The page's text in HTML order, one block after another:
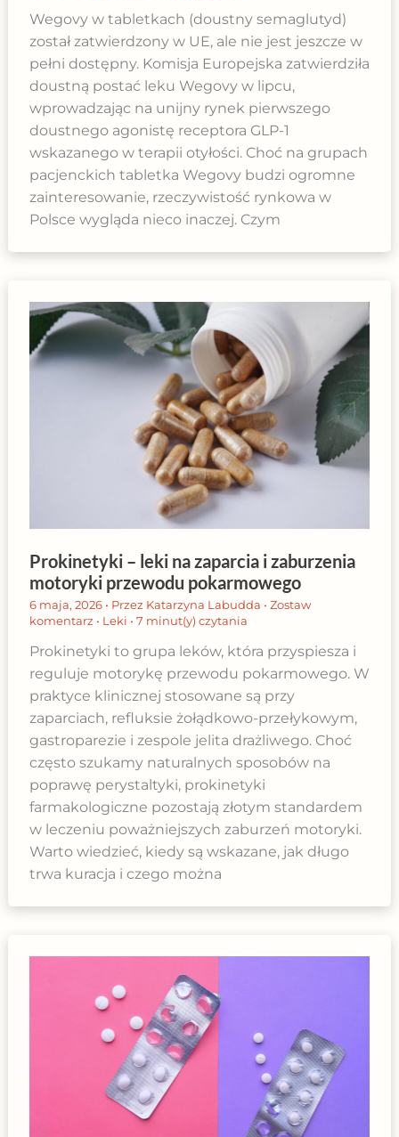
Wegovy w tabletkach (doustny semaglutyd)
został zatwierdzony w UE, ale nie jest jeszcze w
pełni dostępny. Komisja Europejska zatwierdziła
doustną postać leku Wegovy w lipcu,
wprowadzając na unijny rynek pierwszego
doustnego agonistę receptora GLP-1
wskazanego w terapii otyłości. Choć na grupach
pacjenckich tabletka Wegovy budzi ogromne
zainteresowanie, rzeczywistość rynkowa w
Polsce wygląda nieco inaczej. Czym
Prokinetyki – leki na zaparcia i zaburzenia
motoryki przewodu pokarmowego
6 maja, 2026 • Przez Katarzyna Labudda • Zostaw
komentarz • Leki • 7 minut(y) czytania
Prokinetyki to grupa leków, która przyspiesza i
reguluje motorykę przewodu pokarmowego. W
praktyce klinicznej stosowane są przy
zaparciach, refluksie żołądkowo-przełykowym,
gastroparezie i zespole jelita drażliwego. Choć
często szukamy naturalnych sposobów na
poprawę perystaltyki, prokinetyki
farmakologiczne pozostają złotym standardem
w leczeniu poważniejszych zaburzeń motoryki.
Warto wiedzieć, kiedy są wskazane, jak długo
trwa kuracja i czego można